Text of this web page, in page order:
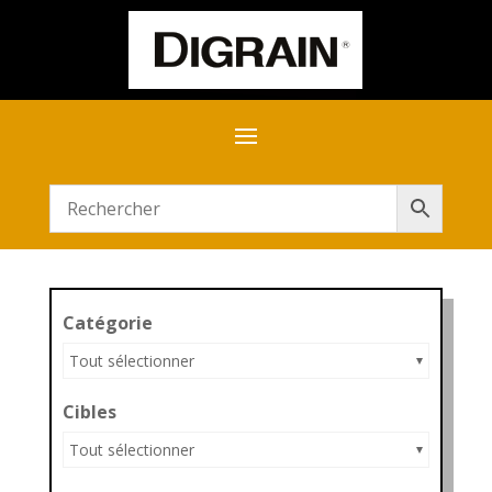
Catégorie
Tout sélectionner
Cibles
Tout sélectionner